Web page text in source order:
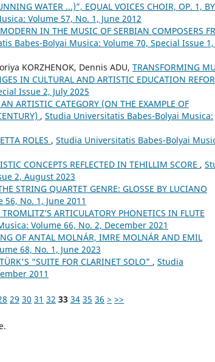
WATER ...)”, EQUAL VOICES CHOIR, OP. 1, BY
Volume 57, No. 1, June 2012
IN THE MUSIC OF SERBIAN COMPOSERS
Babes-Bolyai Musica: Volume 70, Special Issue 1,
KORZHENOK, Dennis ADU, TRANSFORMING
IN CULTURAL AND ARTISTIC EDUCATION
Issue 2, July 2025
ARTISTIC CATEGORY (ON THE EXAMPLE OF
, Studia Universitatis Babes-Bolyai Musica:
ROLES , Studia Universitatis Babes-Bolyai
CONCEPTS REFLECTED IN TEHILLIM SCORE ,
2, August 2023
STRING QUARTET GENRE: GLOSSE BY LUCIANO
No. 1, June 2011
TROMLITZ’S ARTICULATORY PHONETICS IN FLUTE
Volume 66, No. 2, December 2021
OF ANTAL MOLNÁR, IMRE MOLNÁR AND EMIL
68, No. 1, June 2023
“SUITE FOR CLARINET SOLO" , Studia
2011
29 30 31 32 33 34 35 36 > >>